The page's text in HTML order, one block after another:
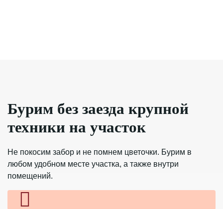
Бурим без заезда крупной
техники на участок
Не покосим забор и не помнем цветочки. Бурим в
любом удобном месте участка, а также внутри
помещений.